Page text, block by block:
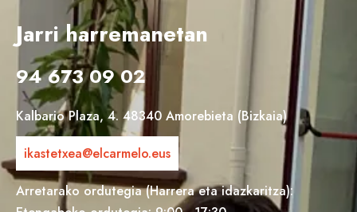
Jarri harremanetan
94 673 09 02
Kalbario Plaza, 4. 48340 Amorebieta (Bizkaia)
ikastetxea@elcarmelo.eus
Arretarako ordutegia (Harrera eta idazkaritza):